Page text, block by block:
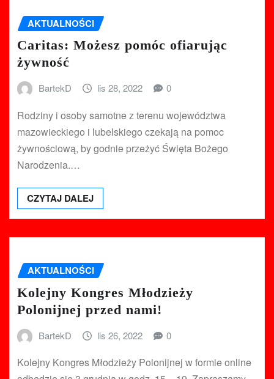
AKTUALNOŚCI
Caritas: Możesz pomóc ofiarując
żywność
BartekD lis 28, 2022 0
Rodziny i osoby samotne z terenu województwa
mazowieckiego i lubelskiego czekają na pomoc
żywnościową, by godnie przeżyć Święta Bożego
Narodzenia.…
CZYTAJ DALEJ
AKTUALNOŚCI
Kolejny Kongres Młodzieży
Polonijnej przed nami!
BartekD lis 26, 2022 0
Kolejny Kongres Młodzieży Polonijnej w formie online